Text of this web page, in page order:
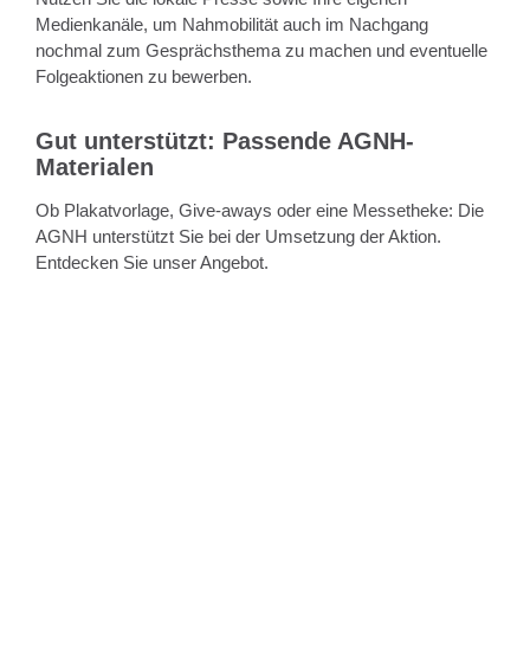
Medienkanäle, um Nahmobilität auch im Nachgang
nochmal zum Gesprächsthema zu machen und eventuelle
Folgeaktionen zu bewerben.
Gut unterstützt: Passende AGNH-
Materialen
Ob Plakatvorlage, Give-aways oder eine Messetheke: Die
AGNH unterstützt Sie bei der Umsetzung der Aktion.
Entdecken Sie unser Angebot.